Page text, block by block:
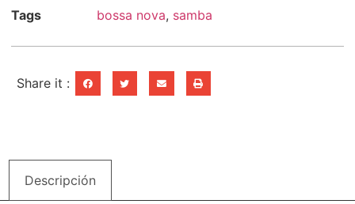
Tags
bossa nova, samba
Share it :
Descripción